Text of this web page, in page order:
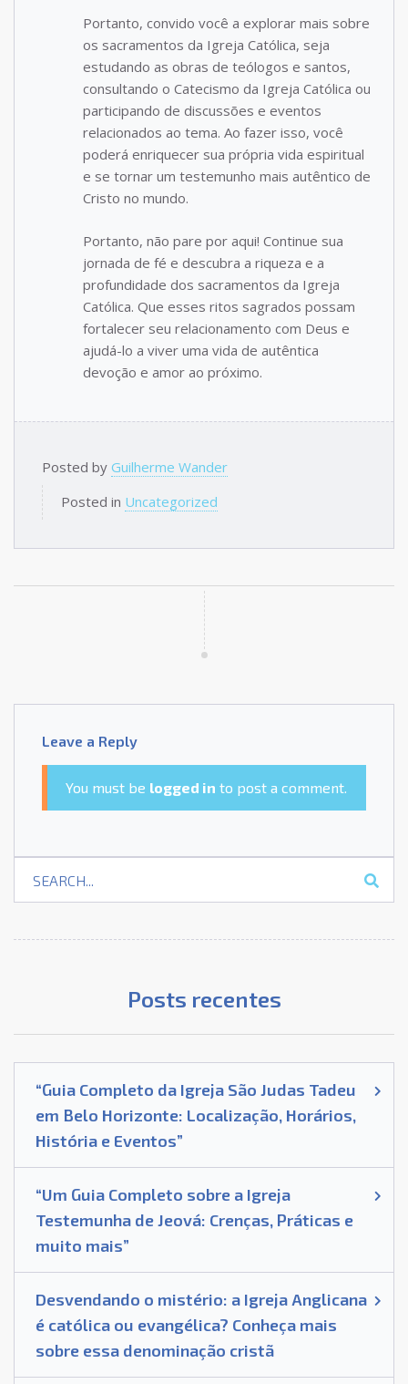
Portanto, convido você a explorar mais sobre
os sacramentos da Igreja Católica, seja
estudando as obras de teólogos e santos,
consultando o Catecismo da Igreja Católica ou
participando de discussões e eventos
relacionados ao tema. Ao fazer isso, você
poderá enriquecer sua própria vida espiritual
e se tornar um testemunho mais autêntico de
Cristo no mundo.
Portanto, não pare por aqui! Continue sua
jornada de fé e descubra a riqueza e a
profundidade dos sacramentos da Igreja
Católica. Que esses ritos sagrados possam
fortalecer seu relacionamento com Deus e
ajudá-lo a viver uma vida de autêntica
devoção e amor ao próximo.
Posted by Guilherme Wander
Posted in Uncategorized
Leave a Reply
You must be logged in to post a comment.
Posts recentes
“Guia Completo da Igreja São Judas Tadeu
em Belo Horizonte: Localização, Horários,
História e Eventos”
“Um Guia Completo sobre a Igreja
Testemunha de Jeová: Crenças, Práticas e
muito mais”
Desvendando o mistério: a Igreja Anglicana
é católica ou evangélica? Conheça mais
sobre essa denominação cristã